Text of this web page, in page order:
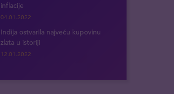
inflacije
04.01.2022
Indija ostvarila najveću kupovinu
zlata u istoriji
12.01.2022